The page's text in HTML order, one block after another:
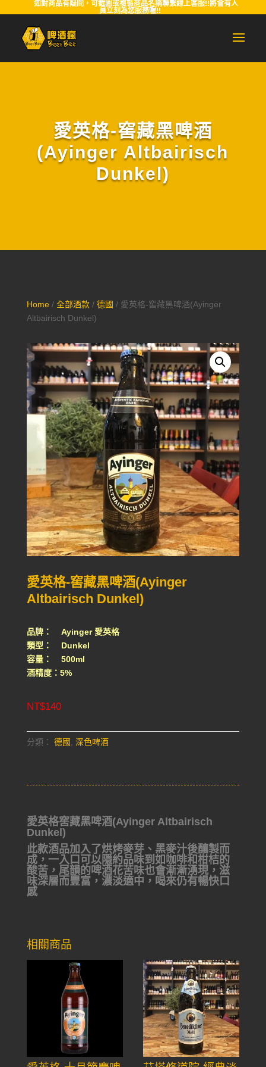
如對商品有疑問，可截圖或複製商品名稱聯繫線上客服!!將會有人
員立刻為您服務喔!!
愛英格-窖藏黑啤酒
(Ayinger Altbairisch
Dunkel)
Home/ 全部酒款/ 德國 / 愛英格-窖藏黑啤酒(Ayinger
Altbairisch Dunkel)
愛英格-窖藏黑啤酒(Ayinger
Altbairisch Dunkel)
品牌： Ayinger 愛英格
類型： Dunkel
容量： 500ml
酒精度：5%
NT$140
分類： 德國, 深色啤酒
愛英格窖藏黑啤酒(Ayinger Altbairisch
Dunkel)
此款酒品加入了烘烤麥芽、黑麥汁後釀製而
成，一入口可以隱約品味到如咖啡和柑桔的
酸苦，尾韻的啤酒花苦味也會漸漸湧現，滋
味深層而豐富，濃淡適中，喝來仍有暢快口
感
相關商品